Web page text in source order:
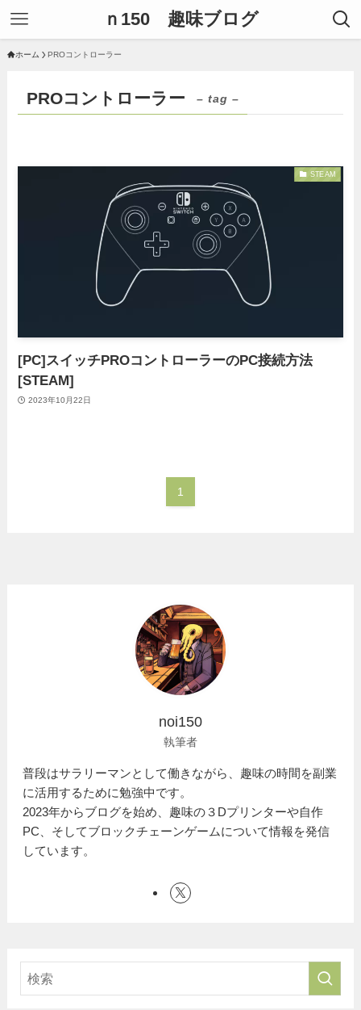
ｎ150 趣味ブログ
ホーム PROコントローラー
PROコントローラー – tag –
STEAM
[PC]スイッチPROコントローラーのPC接続方法
[STEAM]
2023年10月22日
1
noi150
執筆者
普段はサラリーマンとして働きながら、趣味の時間を副業
に活用するために勉強中です。
2023年からブログを始め、趣味の３Dプリンターや自作
PC、そしてブロックチェーンゲームについて情報を発信
しています。